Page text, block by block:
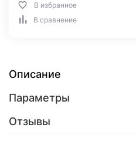
В избранное
В сравнение
Описание
Параметры
Отзывы